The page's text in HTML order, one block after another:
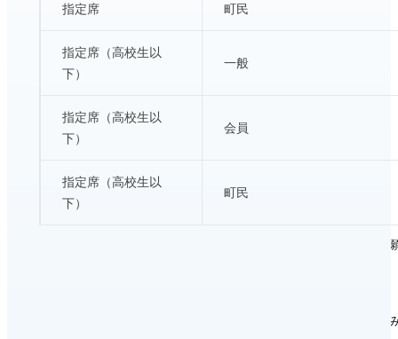
指定席 町民
指定席（高校生以
下）
一般
指定席（高校生以
下）
会員
指定席（高校生以
下）
町民
※ 都合により曲目の一部が変更になる場合があります。予めご了承
※ 町民料金は、富士河口湖町民のみの設定。ステラシアターへ申込